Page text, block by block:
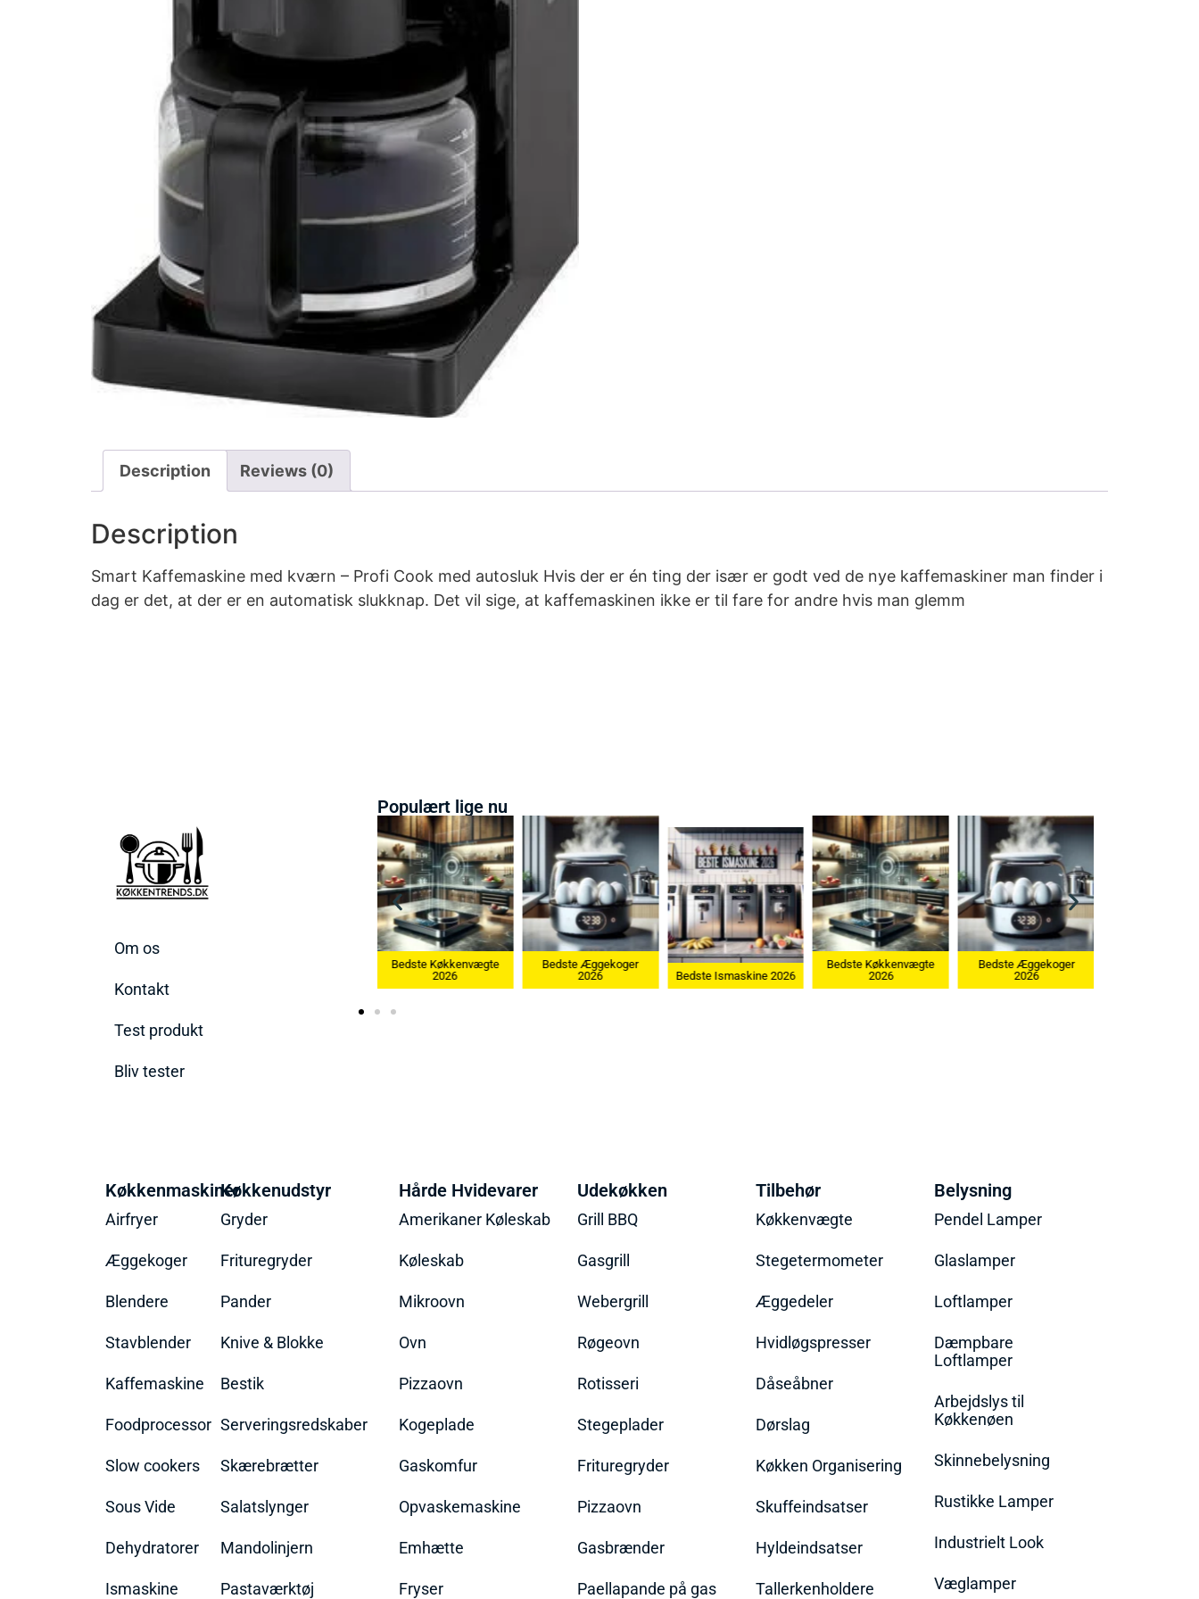
Description Reviews (0)
Description
Smart Kaffemaskine med kværn – Profi Cook med autosluk Hvis der er én ting der især er godt ved de nye kaffemaskiner man finder i
dag er det, at der er en automatisk slukknap. Det vil sige, at kaffemaskinen ikke er til fare for andre hvis man glemm
Om os
Kontakt
Test produkt
Bliv tester
Populært lige nu
Bedste Æggekoger
2026
Bedste Ismaskine 2026
Bedste Køkkenvægte
2026
Bedste Æggekoger
2026
Bedste Ismaskine 2026
Køkkenmaskiner
Airfryer
Æggekoger
Blendere
Stavblender
Kaffemaskine
Foodprocessor
Slow cookers
Sous Vide
Dehydratorer
Ismaskine
Køkkenudstyr
Gryder
Frituregryder
Pander
Knive & Blokke
Bestik
Serveringsredskaber
Skærebrætter
Salatslynger
Mandolinjern
Pastaværktøj
Hårde Hvidevarer
Amerikaner Køleskab
Køleskab
Mikroovn
Ovn
Pizzaovn
Kogeplade
Gaskomfur
Opvaskemaskine
Emhætte
Fryser
Udekøkken
Grill BBQ
Gasgrill
Webergrill
Røgeovn
Rotisseri
Stegeplader
Frituregryder
Pizzaovn
Gasbrænder
Paellapande på gas
Tilbehør
Køkkenvægte
Stegetermometer
Æggedeler
Hvidløgspresser
Dåseåbner
Dørslag
Køkken Organisering
Skuffeindsatser
Hyldeindsatser
Tallerkenholdere
Belysning
Pendel Lamper
Glaslamper
Loftlamper
Dæmpbare
Loftlamper
Arbejdslys til
Køkkenøen
Skinnebelysning
Rustikke Lamper
Industrielt Look
Væglamper